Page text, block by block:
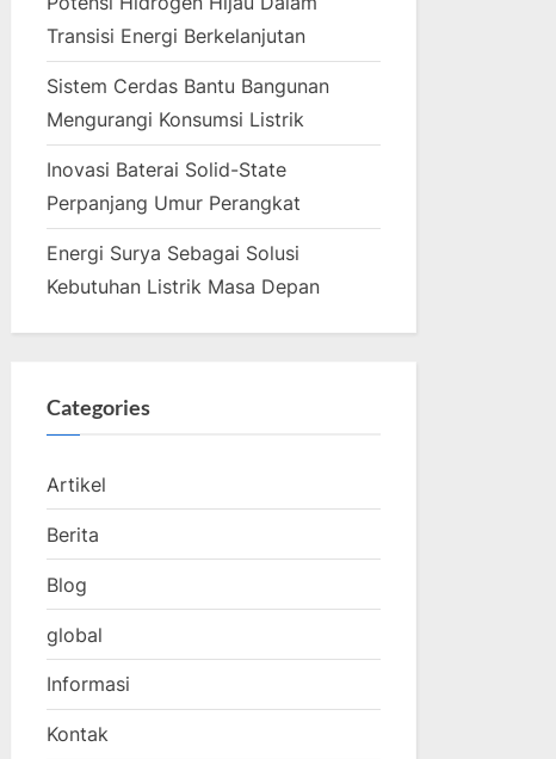
Transisi Energi Berkelanjutan
Sistem Cerdas Bantu Bangunan
Mengurangi Konsumsi Listrik
Inovasi Baterai Solid-State
Perpanjang Umur Perangkat
Energi Surya Sebagai Solusi
Kebutuhan Listrik Masa Depan
Categories
Artikel
Berita
Blog
global
Informasi
Kontak